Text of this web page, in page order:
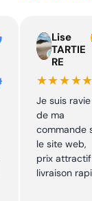
Lise
TARTIE
RE
Je suis ravie
de ma
commande
le site web,
prix attractif
livraison